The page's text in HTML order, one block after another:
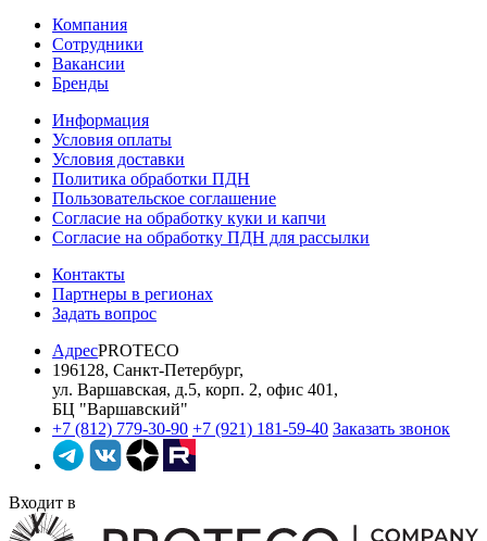
Компания
Сотрудники
Вакансии
Бренды
Информация
Условия оплаты
Условия доставки
Политика обработки ПДН
Пользовательское соглашение
Согласие на обработку куки и капчи
Согласие на обработку ПДН для рассылки
Контакты
Партнеры в регионах
Задать вопрос
АдресPROTECO
196128, Санкт-Петербург,
ул. Варшавская, д.5, корп. 2, офис 401 ,
БЦ "Варшавский"
+7 (812) 779-30-90 +7 (921) 181-59-40 Заказать звонок
Входит в